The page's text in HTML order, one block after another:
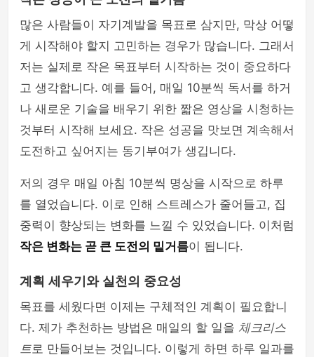
많은 사람들이 자기계발을 목표로 삼지만, 막상 어떻
게 시작해야 할지 고민하는 경우가 많습니다. 그래서
저는 실제로 작은 목표부터 시작하는 것이 중요하다
고 생각합니다. 예를 들어, 매일 10분씩 독서를 하거
나 새로운 기술을 배우기 위한 짧은 영상을 시청하는
것부터 시작해 보세요. 작은 성공을 맛보면 계속해서
도전하고 싶어지는 동기부여가 생깁니다.
저의 경우 매일 아침 10분씩 명상을 시작으로 하루
를 열었습니다. 이로 인해 스트레스가 줄어들고, 집
중력이 향상되는 변화를 느낄 수 있었습니다. 이처럼
작은 변화는 곧 큰 도전의 밑거름이 됩니다.
계획 세우기와 실천의 중요성
목표를 세웠다면 이제는 구체적인 계획이 필요합니
다. 제가 추천하는 방법은 매일의 할 일을 체크리스
트로 만들어보는 것입니다. 이렇게 하면 하루 일과를